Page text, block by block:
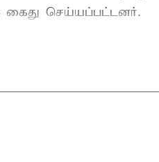
கைது செய்யப்பட்டனர்.